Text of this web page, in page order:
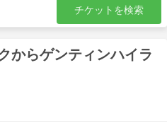
ローカル、エクスプレス、レ
ります。これらは短い旅行に
リクライニングシート、毛
、トイレや給油所での食事
。夜行バスの旅は、ホテルの
のクラスは賢く選んで快適
チケットを検索
からゲンティンハイラ